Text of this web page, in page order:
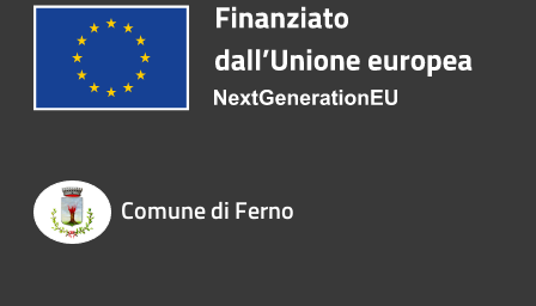
Comune di Ferno